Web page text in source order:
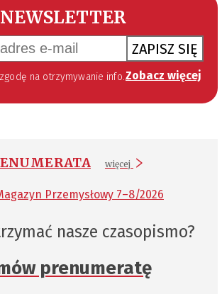
NEWSLETTER
ZAPISZ SIĘ
elektronicznej w szczególności poczty elektronicznej zgodnie z przepisem art. 10 ust 2 ustawy z dnia 18 lipca 2002 roku o świadczeniu usług drogą elektroniczną (Dz. U. 144 z 2002 r. poz. 1204). Zgoda jest dobrowolna, jednak jej wyrażenie jest konieczne, aby otrzymywać newsletter. Zobacz więcej
więcej
nasze czasopismo?
prenumeratę